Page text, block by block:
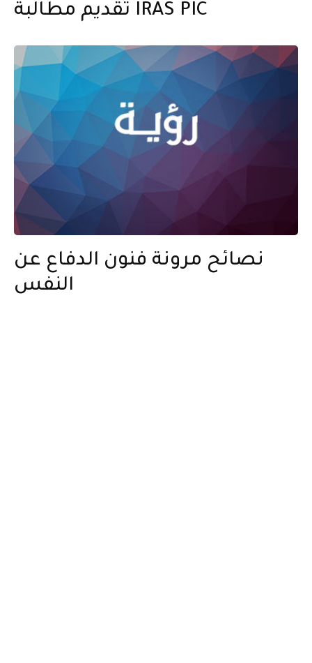
تقديم مطالبة IRAS PIC
نصائح مرونة فنون الدفاع عن
النفس